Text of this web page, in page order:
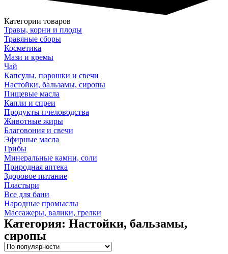
Категории товаров
Травы, корни и плоды
Травяные сборы
Косметика
Мази и кремы
Чай
Капсулы, порошки и свечи
Настойки, бальзамы, сиропы
Пищевые масла
Капли и спреи
Продукты пчеловодства
Животные жиры
Благовония и свечи
Эфирные масла
Грибы
Минеральные камни, соли
Природная аптека
Здоровое питание
Пластыри
Все для бани
Народные промыслы
Массажеры, валики, грелки​
Категория: Настойки, бальзамы,
сиропы